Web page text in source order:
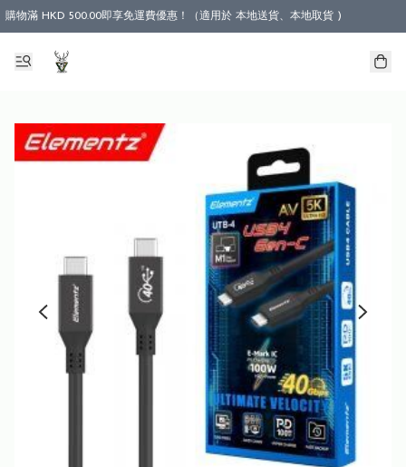
購物滿 HKD 500.00即享免運費優惠！（適用於 本地送貨、本地取貨 )